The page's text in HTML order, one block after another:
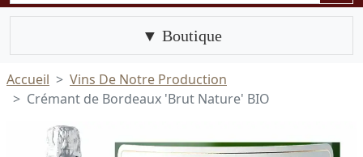
Boutique
Accueil
Vins De Notre Production
Crémant de Bordeaux 'Brut Nature' BIO